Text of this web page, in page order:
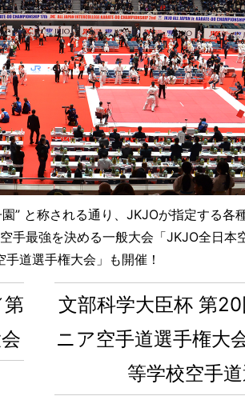
” と称される通り、JKJOが指定する各
手最強を決める一般大会「JKJO全日本
道選手権大会」も開催！
文部科学大臣杯 第
ニア空手道選手権大
等学校空手